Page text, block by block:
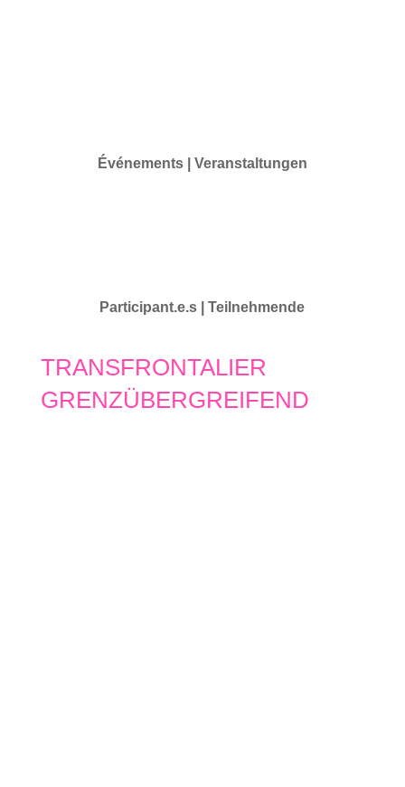
Événements | Veranstaltungen
Participant.e.s | Teilnehmende
TRANSFRONTALIER
GRENZÜBERGREIFEND